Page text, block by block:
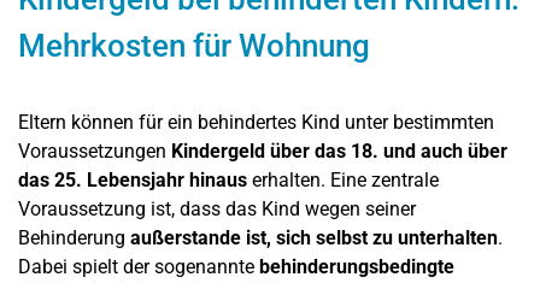
Mehrkosten für Wohnung
Eltern können für ein behindertes Kind unter bestimmten
Voraussetzungen Kindergeld über das 18. und auch über
das 25. Lebensjahr hinaus erhalten. Eine zentrale
Voraussetzung ist, dass das Kind wegen seiner
Behinderung außerstande ist, sich selbst zu unterhalten.
Dabei spielt der sogenannte behinderungsbedingte